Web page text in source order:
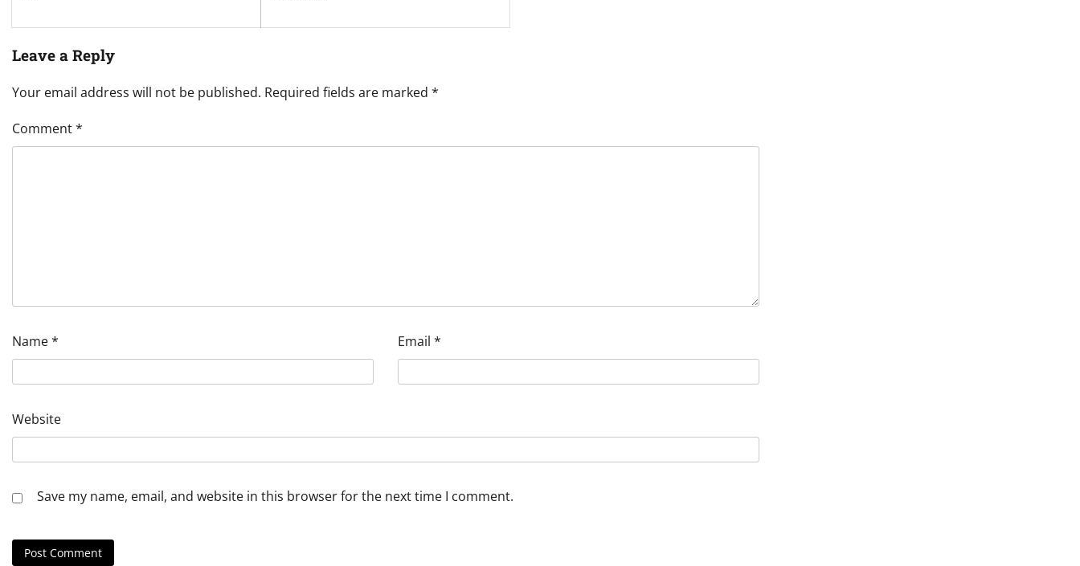
Leave a Reply
Your email address will not be published. Required fields are marked *
Comment*
Name* Email *
Website
Save my name, email, and website in this browser for the next time I comment.